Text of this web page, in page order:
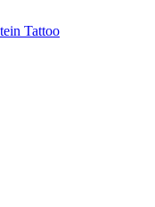
Tattoo